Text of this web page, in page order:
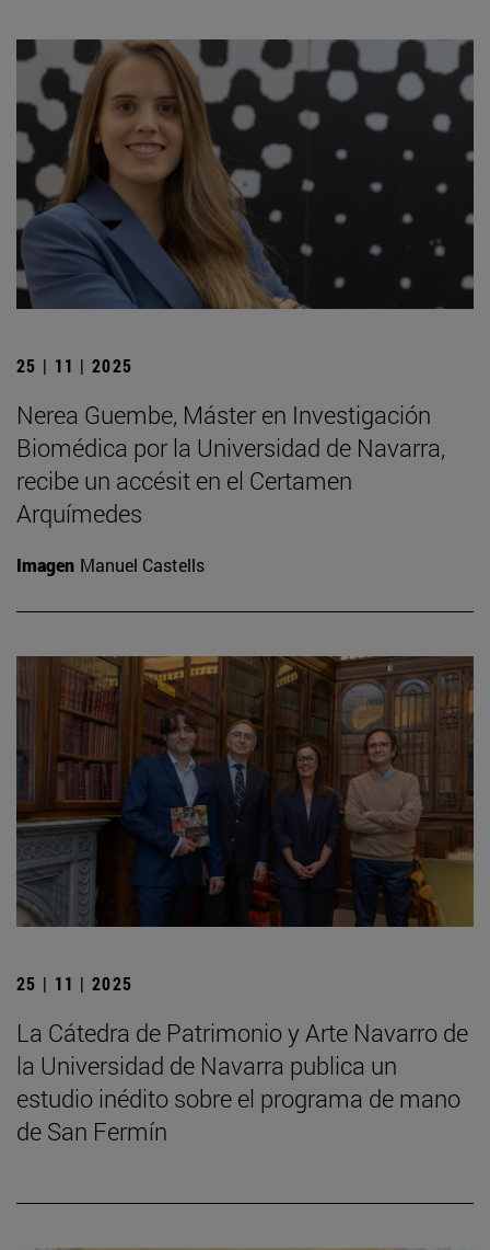
25 | 11 | 2025
Nerea Guembe, Máster en Investigación
Biomédica por la Universidad de Navarra,
recibe un accésit en el Certamen
Arquímedes
Imagen Manuel Castells
25 | 11 | 2025
La Cátedra de Patrimonio y Arte Navarro de
la Universidad de Navarra publica un
estudio inédito sobre el programa de mano
de San Fermín